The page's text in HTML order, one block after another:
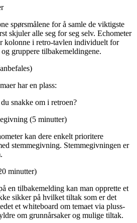
spørsmålene for å samle de viktigste
skjuler alle seg for seg selv. Echometer
kolonne i retro-tavlen individuelt for
og gruppere tilbakemeldingene.
har en plass:
snakke om i retroen?
(5 minutter)
kan dere enkelt prioritere
stemmegivning. Stemmegivningen er
minutter)
en tilbakemelding kan man opprette et
sikker på hvilket tiltak som er det
et whiteboard om temaet via pluss-
om grunnårsaker og mulige tiltak.